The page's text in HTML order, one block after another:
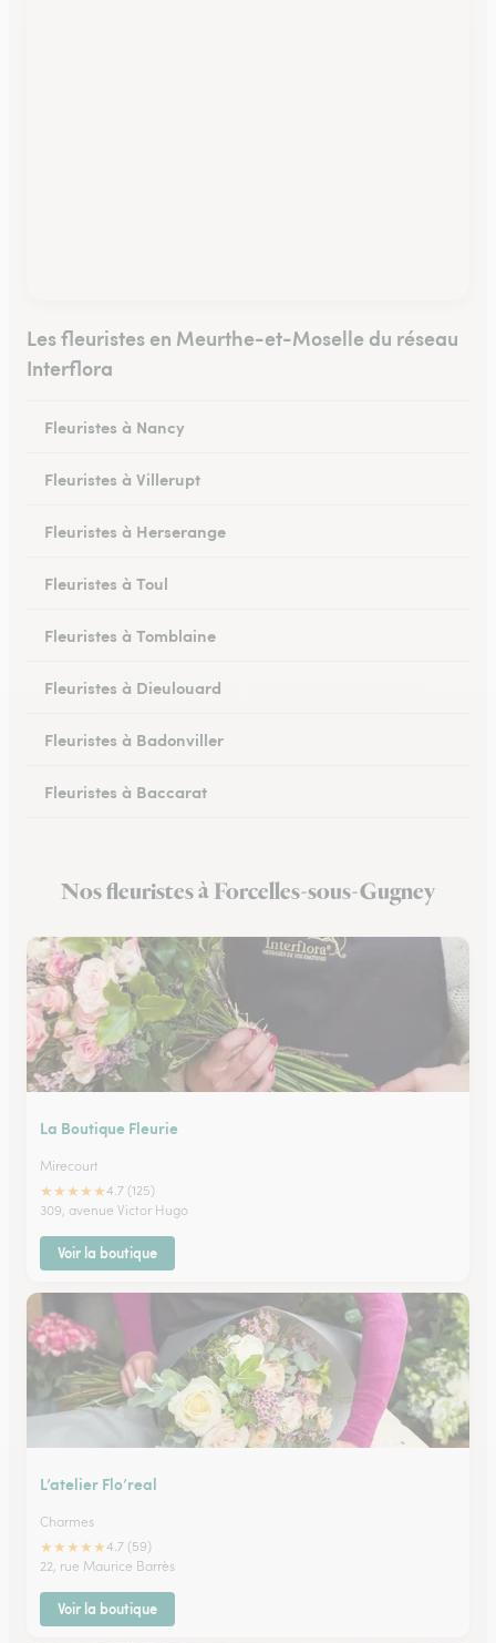
Les fleuristes en Meurthe-et-Moselle du réseau
Interflora
Fleuristes à Nancy
Fleuristes à Villerupt
Fleuristes à Herserange
Fleuristes à Toul
Fleuristes à Tomblaine
Fleuristes à Dieulouard
Fleuristes à Badonviller
Fleuristes à Baccarat
Fleuristes à Longwy
Nos fleuristes à Forcelles-sous-Gugney
La Boutique Fleurie
Mirecourt
★★★★★4.7 (125)
309, avenue Victor Hugo
Voir la boutique
L’atelier Flo’real
Charmes
★★★★★4.7 (59)
22, rue Maurice Barrès
Voir la boutique